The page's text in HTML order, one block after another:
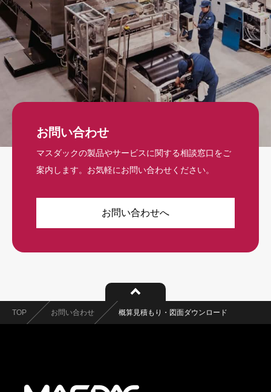
お問い合わせ
マスダックの製品やサービスに関する相談窓口をご
案内します。お気軽にお問い合わせください。
お問い合わせへ
TOP お問い合わせ 概算見積もり・図面ダウンロード